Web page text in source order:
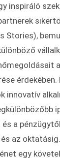
inspiráló
Stories),
érdekében.
innovatív
a
az
egy